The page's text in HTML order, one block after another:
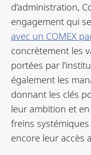
d’administration,
engagement qui
avec un COMEX
concrètement les
portées par
également les
donnant les clés
leur ambition et
freins
encore leur accès